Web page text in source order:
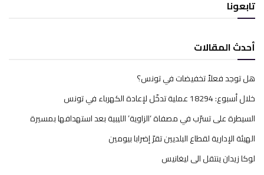
تابعونا
أحدث المقالات
هل توجد فعلاً تخفيضات في تونس؟
خلال أسبوع: 18294 عملية تدخّل لإعادة الكهرباء في تونس
السيطرة على تسرّب في مصفاة ‘الزاوية’ الليبية بعد استهدافها بمسيرة
الهيئة الإدارية لقطاع البلديين تقرّ إضرابا بيومين
لوكا زيدان ينتقل الى ليغانيس